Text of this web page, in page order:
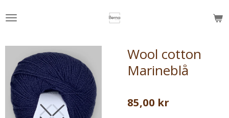
till
Wool cotton
Marineblå
85,00 kr